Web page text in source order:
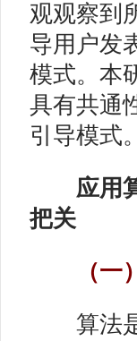
观观察到
导用户发
模式。本
具有共通
引导模式。
应用算
把关
（一）
算法是